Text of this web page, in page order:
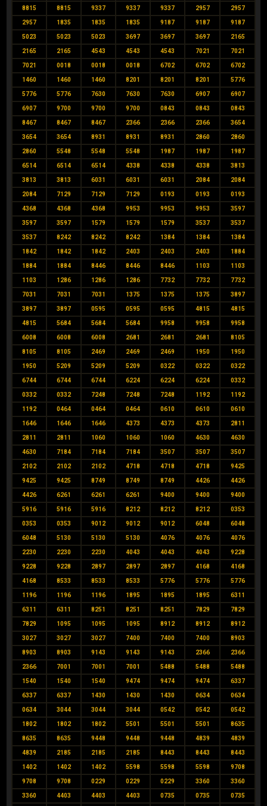
8815 8815 9337 9337 9337 2957 2957
2957 1835 1835 1835 9187 9187 9187
5023 5023 5023 3697 3697 3697 2165
2165 2165 4543 4543 4543 7021 7021
7021 0018 0018 0018 6702 6702 6702
1460 1460 1460 8201 8201 8201 5776
5776 5776 7630 7630 7630 6907 6907
6907 9700 9700 9700 0843 0843 0843
8467 8467 8467 2366 2366 2366 3654
3654 3654 8931 8931 8931 2860 2860
2860 5548 5548 5548 1987 1987 1987
6514 6514 6514 4338 4338 4338 3813
3813 3813 6031 6031 6031 2084 2084
2084 7129 7129 7129 0193 0193 0193
4368 4368 4368 9953 9953 9953 3597
3597 3597 1579 1579 1579 3537 3537
3537 8242 8242 8242 1384 1384 1384
1842 1842 1842 2403 2403 2403 1884
1884 1884 8446 8446 8446 1103 1103
1103 1286 1286 1286 7732 7732 7732
7031 7031 7031 1375 1375 1375 3897
3897 3897 0595 0595 0595 4815 4815
4815 5684 5684 5684 9958 9958 9958
6008 6008 6008 2681 2681 2681 8105
8105 8105 2469 2469 2469 1950 1950
1950 5209 5209 5209 0322 0322 0322
6744 6744 6744 6224 6224 6224 0332
0332 0332 7248 7248 7248 1192 1192
1192 0464 0464 0464 0610 0610 0610
1646 1646 1646 4373 4373 4373 2811
2811 2811 1060 1060 1060 4630 4630
4630 7184 7184 7184 3507 3507 3507
2102 2102 2102 4718 4718 4718 9425
9425 9425 8749 8749 8749 4426 4426
4426 6261 6261 6261 9400 9400 9400
5916 5916 5916 8212 8212 8212 0353
0353 0353 9012 9012 9012 6048 6048
6048 5130 5130 5130 4076 4076 4076
2230 2230 2230 4043 4043 4043 9228
9228 9228 2897 2897 2897 4168 4168
4168 8533 8533 8533 5776 5776 5776
1196 1196 1196 1895 1895 1895 6311
6311 6311 8251 8251 8251 7829 7829
7829 1095 1095 1095 8912 8912 8912
3027 3027 3027 7400 7400 7400 8903
8903 8903 9143 9143 9143 2366 2366
2366 7001 7001 7001 5488 5488 5488
1540 1540 1540 9474 9474 9474 6337
6337 6337 1430 1430 1430 0634 0634
0634 3044 3044 3044 0542 0542 0542
1802 1802 1802 5501 5501 5501 8635
8635 8635 9448 9448 9448 4839 4839
4839 2185 2185 2185 8443 8443 8443
1402 1402 1402 5598 5598 5598 9708
9708 9708 0229 0229 0229 3360 3360
3360 4403 4403 4403 0735 0735 0735